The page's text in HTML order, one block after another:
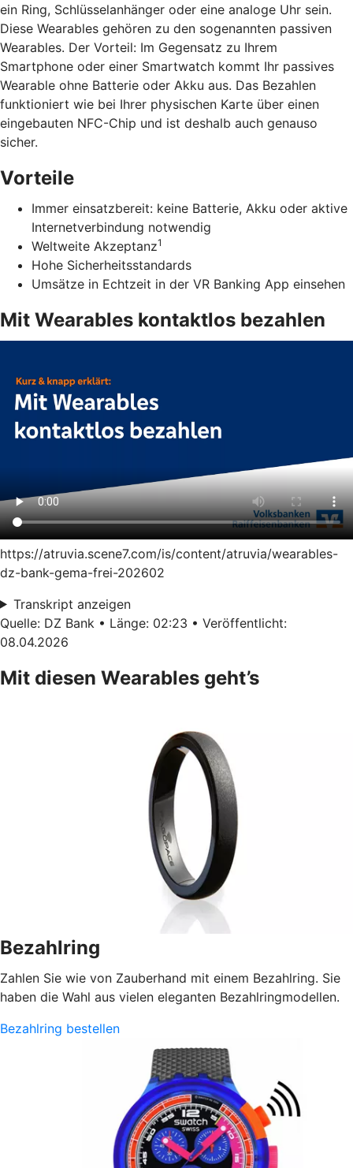
ein Ring, Schlüsselanhänger oder eine analoge Uhr sein.
Diese Wearables gehören zu den sogenannten passiven
Wearables. Der Vorteil: Im Gegensatz zu Ihrem
Smartphone oder einer Smartwatch kommt Ihr passives
Wearable ohne Batterie oder Akku aus. Das Bezahlen
funktioniert wie bei Ihrer physischen Karte über einen
eingebauten NFC-Chip und ist deshalb auch genauso
sicher.
Vorteile
Immer einsatzbereit: keine Batterie, Akku oder aktive
Internetverbindung notwendig
Weltweite Akzeptanz1
Hohe Sicherheitsstandards
Umsätze in Echtzeit in der VR Banking App einsehen
Mit Wearables kontaktlos bezahlen
https://atruvia.scene7.com/is/content/atruvia/wearables-
dz-bank-gema-frei-202602
Transkript anzeigen
Quelle: DZ Bank • Länge: 02:23 • Veröffentlicht:
08.04.2026
Mit diesen Wearables geht’s
Bezahlring
Zahlen Sie wie von Zauberhand mit einem Bezahlring. Sie
haben die Wahl aus vielen eleganten Bezahlringmodellen.
Bezahlring bestellen